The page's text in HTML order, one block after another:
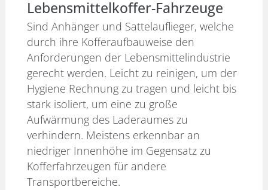
Lebensmittelkoffer-Fahrzeuge
Sind Anhänger und Sattelauflieger, welche
durch ihre Kofferaufbauweise den
Anforderungen der Lebensmittelindustrie
gerecht werden. Leicht zu reinigen, um der
Hygiene Rechnung zu tragen und leicht bis
stark isoliert, um eine zu große
Aufwärmung des Laderaumes zu
verhindern. Meistens erkennbar an
niedriger Innenhöhe im Gegensatz zu
Kofferfahrzeugen für andere
Transportbereiche.